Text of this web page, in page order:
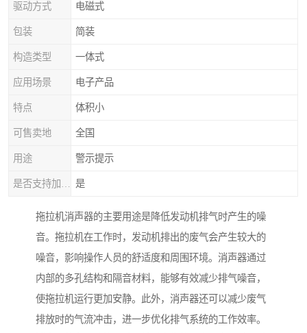
驱动方式 电磁式
包装 简装
构造类型 一体式
应用场景 电子产品
特点 体积小
可售卖地 全国
用途 警示提示
是
拖拉机消声器的主要用途是降低发动机排气时产生的噪
音。拖拉机在工作时，发动机排出的废气会产生较大的
噪音，影响操作人员的舒适度和周围环境。消声器通过
内部的多孔结构和隔音材料，能够有效减少排气噪音，
使拖拉机运行更加安静。此外，消声器还可以减少废气
排放时的气流冲击，进一步优化排气系统的工作效率。